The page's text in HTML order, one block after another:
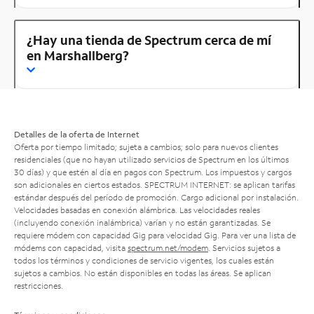
¿Hay una tienda de Spectrum cerca de mí
en Marshallberg?
Detalles de la oferta de Internet
Oferta por tiempo limitado; sujeta a cambios; solo para nuevos clientes
residenciales (que no hayan utilizado servicios de Spectrum en los últimos
30 días) y que estén al día en pagos con Spectrum. Los impuestos y cargos
son adicionales en ciertos estados. SPECTRUM INTERNET: se aplican tarifas
estándar después del período de promoción. Cargo adicional por instalación.
Velocidades basadas en conexión alámbrica. Las velocidades reales
(incluyendo conexión inalámbrica) varían y no están garantizadas. Se
requiere módem con capacidad Gig para velocidad Gig. Para ver una lista de
módems con capacidad, visita spectrum.net/modem . Servicios sujetos a
todos los términos y condiciones de servicio vigentes, los cuales están
sujetos a cambios. No están disponibles en todas las áreas. Se aplican
restricciones.